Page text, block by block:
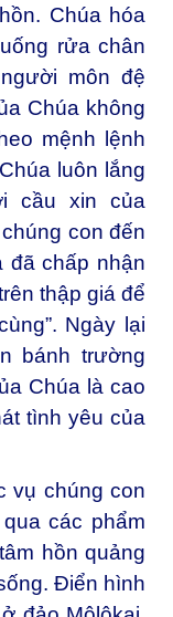
Chúa hóa
rửa chân
môn đệ
Chúa không
mệnh lệnh
luôn lắng
cầu xin của
con đến
đã chấp nhận
thập giá để
Ngày lại
bánh trường
Chúa là cao
tình yêu của
vụ chúng con
các phẩm
hồn quảng
Điển hình